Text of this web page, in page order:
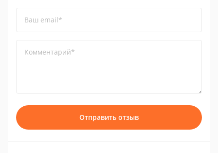
Ваш email*
Комментарий*
Отправить отзыв